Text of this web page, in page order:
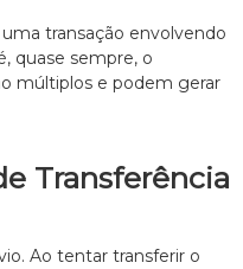
transação envolvendo
quase sempre, o
múltiplos e podem gerar
Transferência
Ao tentar transferir o